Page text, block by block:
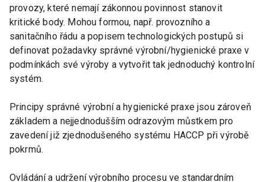
provozy, které nemají zákonnou povinnost stanovit
kritické body. Mohou formou, např. provozního a
sanitačního řádu a popisem technologických postupů si
definovat požadavky správné výrobní/hygienické praxe v
podmínkách své výroby a vytvořit tak jednoduchý kontrolní
systém.
Principy správné výrobní a hygienické praxe jsou zároveň
základem a nejjednodušším odrazovým můstkem pro
zavedení již zjednodušeného systému HACCP při výrobě
pokrmů.
Ovládání a udržení výrobního procesu ve standardním